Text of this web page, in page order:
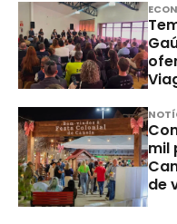
mil
de